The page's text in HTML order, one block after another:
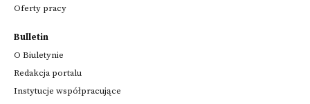
Oferty pracy
Bulletin
O Biuletynie
Redakcja portalu
Instytucje współpracujące